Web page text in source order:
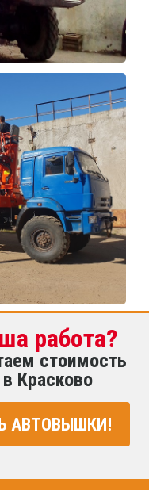
работа?
стоимость
Красково
АВТОВЫШКИ!